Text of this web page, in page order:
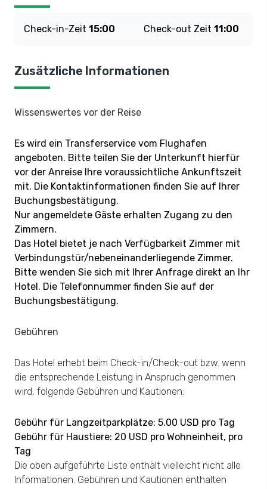
Check-in-Zeit 15:00 Check-out Zeit 11:00
Zusätzliche Informationen
Wissenswertes vor der Reise
Es wird ein Transferservice vom Flughafen
angeboten. Bitte teilen Sie der Unterkunft hierfür
vor der Anreise Ihre voraussichtliche Ankunftszeit
mit. Die Kontaktinformationen finden Sie auf Ihrer
Buchungsbestätigung.
Nur angemeldete Gäste erhalten Zugang zu den
Zimmern.
Das Hotel bietet je nach Verfügbarkeit Zimmer mit
Verbindungstür/nebeneinanderliegende Zimmer.
Bitte wenden Sie sich mit Ihrer Anfrage direkt an Ihr
Hotel. Die Telefonnummer finden Sie auf der
Buchungsbestätigung.
Gebühren
Das Hotel erhebt beim Check-in/Check-out bzw. wenn
die entsprechende Leistung in Anspruch genommen
wird, folgende Gebühren und Kautionen:
Gebühr für Langzeitparkplätze: 5.00 USD pro Tag
Gebühr für Haustiere: 20 USD pro Wohneinheit, pro
Tag
Die oben aufgeführte Liste enthält vielleicht nicht alle
Informationen. Gebühren und Kautionen enthalten